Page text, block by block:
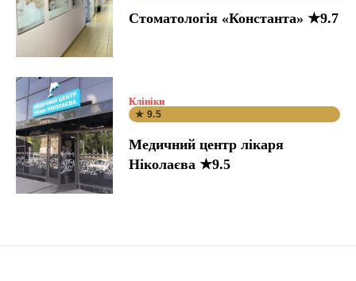
Стоматологія «Константа» ★9.7
Клініки
★ 9.5
Медичний центр лікаря
Ніколаєва ★9.5